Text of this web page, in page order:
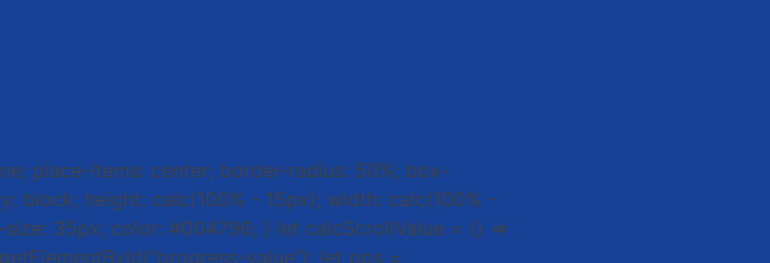
place-items: center; border-radius: 50%; box-
block; height: calc(100% - 15px); width: calc(100% -
35px; color: #004796; } let calcScrollValue = () =>
value"); let pos =